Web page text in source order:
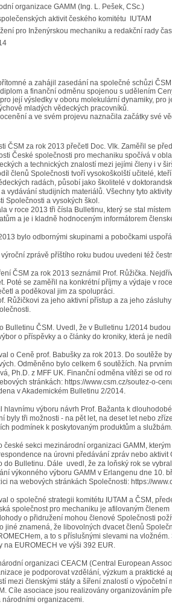
organizace GAMM (Ing. L. Pešek, CSc.)
aktivit českého komitétu IUTAM
pro Inženýrskou mechaniku a redakční rady
a zahájil zasedání na společné schůzi
a finanční odměnu spojenou s udělením
její výsledky v oboru molekulární dynamiky,
mladých vědeckých pracovníků.
a ve svém projevu naznačila začátky své
ČSM za rok 2013 přečetl Doc. Vlk. Zaměřil se
České společnosti pro mechaniku spočívá v
a technických znalostí mezi jejími členy i v
členů Společnosti tvoří vysokoškolští učitelé,
radách, působí jako školitelé v
vydávání studijních materiálů. Všechny tyto
Společnosti a vysokých škol.
v roce 2013 tři čísla Bulletinu, který se stal
a je i kladně hodnoceným informátorem
bylo odbornými skupinami a pobočkami
zprávě příštího roku budou uvedeni též
ČSM za rok 2013 seznámil Prof. Růžička.
Poté se zaměřil na konkrétní příjmy a výdaje v
a poděkoval jim za spolupráci.
Růžičkovi za jeho aktivní přístup a za jeho
Bulletinu ČSM. Uvedl, že v Bulletinu 1/2014
o příspěvky a o články do kroniky, která je
o Ceně prof. Babušky za rok 2013. Do soutěže
Odměněno bylo celkem 6 soutěžích. Na
Ph.D. z MFF UK. Finanční odměna vítězi se od
stránkách: https://www.csm.cz/soutez-o-
v Akademickém Bulletinu 2/2014.
hlavnímu výboru návrh Prof. Bažanta k
byly tři možnosti - na pět let, na deset let nebo
podmínek k poskytovaným produktům a službám.
české sekci mezinárodní organizaci GAMM,
na úrovni předávání zpráv nebo aktivit
do Bulletinu. Dále uvedl, že za loňský rok se
výkonného výboru GAMM v Erlangenu dne 10.
na webových stránkách Společnosti: https://
o společné strategii komitétu IUTAM a ČSM,
společnost pro mechaniku je afilovaným členem
o přidružení mohou členové Společnosti
jiné znamená, že libovolných dvacet členů
a to s příslušnými slevami na
EUROMECH ve výši 392 EUR.
organizaci CEACM (Central European
je podporovat vzdělání, výzkum a praktické
mezi členskými státy a šíření znalostí o výpočetní
Cíle asociace jsou realizovány organizováním
organizacemi.